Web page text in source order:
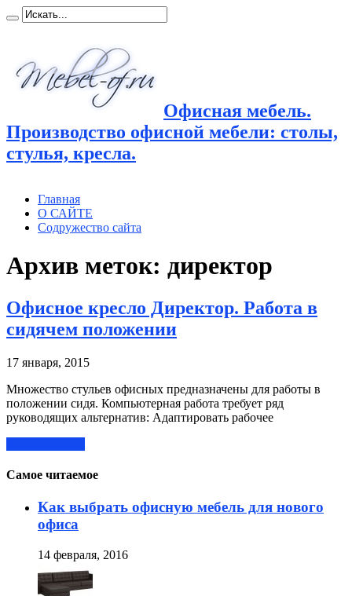
Офисная мебель.
Производство офисной мебели: столы,
стулья, кресла.
Главная
О САЙТЕ
Содружество сайта
Архив меток: директор
Офисное кресло Директор. Работа в
сидячем положении
17 января, 2015
Множество стульев офисных предназначены для работы в
положении сидя. Компьютерная работа требует ряд
руководящих альтернатив: Адаптировать рабочее
Самое читаемое
Как выбрать офисную мебель для нового
офиса
14 февраля, 2016